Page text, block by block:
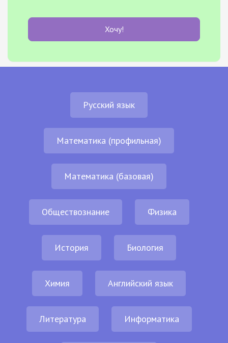
Хочу!
Русский язык
Математика (профильная)
Математика (базовая)
Обществознание Физика
История Биология
Химия Английский язык
Литература Информатика